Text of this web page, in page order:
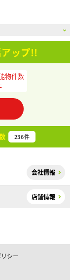
ップ!!
物件数
236件
会社情報
店舗情報
シー